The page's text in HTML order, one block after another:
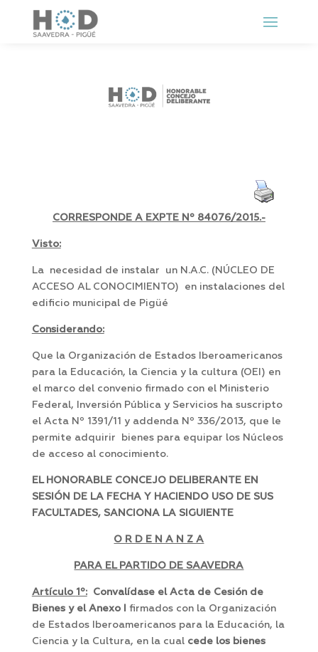
CORRESPONDE A EXPTE Nº 84076/2015.-
Visto:
La necesidad de instalar un N.A.C. (NÚCLEO DE
ACCESO AL CONOCIMIENTO) en instalaciones del
edificio municipal de Pigüé
Considerando:
Que la Organización de Estados Iberoamericanos
para la Educación, la Ciencia y la cultura (OEI) en
el marco del convenio firmado con el Ministerio
Federal, Inversión Pública y Servicios ha suscripto
el Acta Nº 1391/11 y addenda Nº 336/2013, que le
permite adquirir bienes para equipar los Núcleos
de acceso al conocimiento.
EL HONORABLE CONCEJO DELIBERANTE EN
SESIÓN DE LA FECHA Y HACIENDO USO DE SUS
FACULTADES, SANCIONA LA SIGUIENTE
O R D E N A N Z A
PARA EL PARTIDO DE SAAVEDRA
Artículo 1º:Convalídase el Acta de Cesión de
Bienes y el Anexo I
firmados con la Organización
de Estados Iberoamericanos para la Educación, la
Ciencia y la Cultura, en la cual cede los bienes